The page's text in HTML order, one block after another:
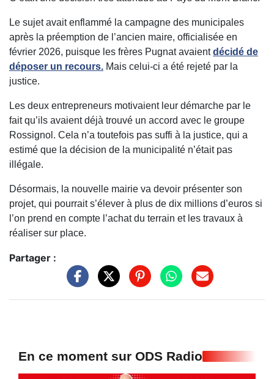
Le sujet avait enflammé la campagne des municipales
après la préemption de l’ancien maire, officialisée en
février 2026, puisque les frères Pugnat avaientdécidé de
déposer un recours. Mais celui-ci a été rejeté par la
justice.
Les deux entrepreneurs motivaient leur démarche par le
fait qu’ils avaient déjà trouvé un accord avec le groupe
Rossignol . Cela n’a toutefois pas suffi à la justice, qui a
estimé que la décision de la municipalité n’était pas
illégale.
Désormais, la nouvelle mairie va devoir présenter son
projet, qui pourrait s’élever à plus de dix millions d’euros si
l’on prend en compte l’achat du terrain et les travaux à
réaliser sur place.
Partager :
En ce moment sur ODS Radio